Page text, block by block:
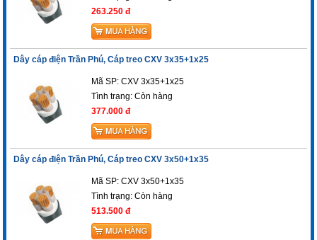
263.250 đ
Dây cáp điện Trần Phú, Cáp treo CXV 3x35+1x25
Mã SP: CXV 3x35+1x25
Tình trạng:Còn hàng
377.000 đ
Dây cáp điện Trần Phú, Cáp treo CXV 3x50+1x35
Mã SP: CXV 3x50+1x35
Tình trạng:Còn hàng
513.500 đ